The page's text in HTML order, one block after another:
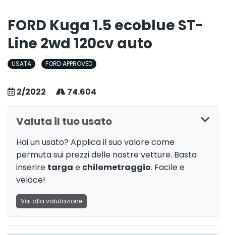
FORD Kuga 1.5 ecoblue ST-
Line 2wd 120cv auto
USATA FORD APPROVED
2/2022 74.604
Valuta il tuo usato
Hai un usato? Applica il suo valore come
permuta sui prezzi delle nostre vetture. Basta
inserire targa e chilometraggio. Facile e
veloce!
Vai alla valutazione